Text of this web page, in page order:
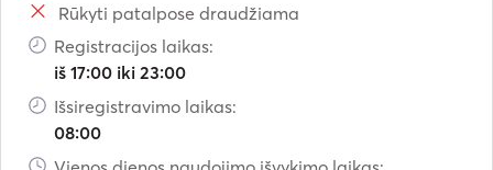
Rūkyti patalpose draudžiama
Registracijos laikas:
iš 17:00 iki 23:00
Išsiregistravimo laikas:
08:00